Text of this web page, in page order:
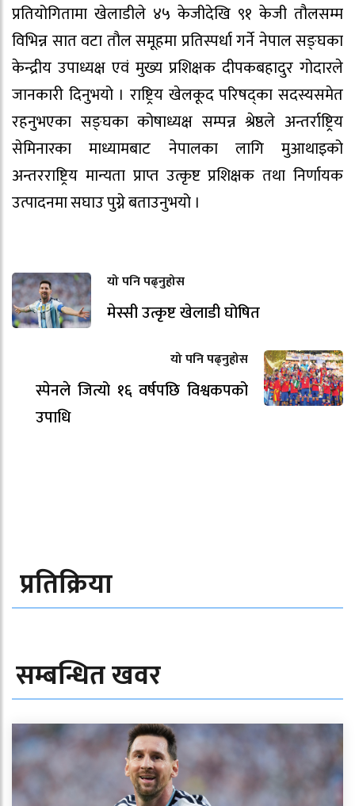
प्रतियोगितामा खेलाडीले ४५ केजीदेखि ९१ केजी तौलसम्म
विभिन्न सात वटा तौल समूहमा प्रतिस्पर्धा गर्ने नेपाल सङ्घका
केन्द्रीय उपाध्यक्ष एवं मुख्य प्रशिक्षक दीपकबहादुर गोदारले
जानकारी दिनुभयो । राष्ट्रिय खेलकूद परिषद्का सदस्यसमेत
रहनुभएका सङ्घका कोषाध्यक्ष सम्पन्न श्रेष्ठले अन्तर्राष्ट्रिय
सेमिनारका माध्यामबाट नेपालका लागि मुआथाइको
अन्तरराष्ट्रिय मान्यता प्राप्त उत्कृष्ट प्रशिक्षक तथा निर्णायक
उत्पादनमा सघाउ पुग्ने बताउनुभयो ।
यो पनि पढ्नुहोस
मेस्सी उत्कृष्ट खेलाडी घोषित
यो पनि पढ्नुहोस
स्पेनले जित्यो १६ वर्षपछि विश्वकपको
उपाधि
प्रतिक्रिया
सम्बन्धित खवर